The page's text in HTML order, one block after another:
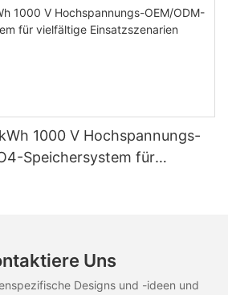
1000 V Hochspannungs-
Speichersystem für
Uns
Designs und -ideen und